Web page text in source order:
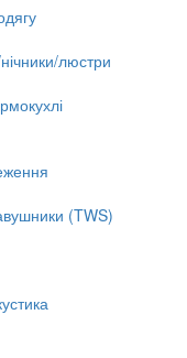
люстри
(TWS)